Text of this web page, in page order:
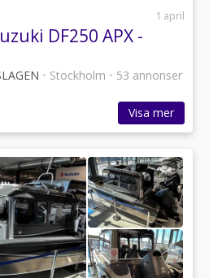
1 april
DF250 APX -
• Stockholm • 53 annonser
Visa mer